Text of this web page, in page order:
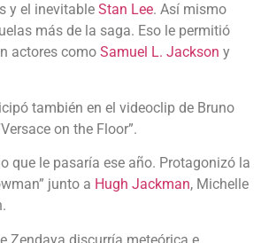
y el inevitable Stan Lee. Así mismo
más de la saga. Eso le permitió
actores como Samuel L. Jackson y
también en el videoclip de Bruno
on the Floor”.
que le pasaría ese año. Protagonizó la
junto a Hugh Jackman, Michelle
Zendaya discurría meteórica e